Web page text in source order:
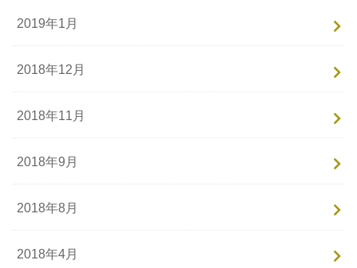
2019年1月
2018年12月
2018年11月
2018年9月
2018年8月
2018年4月